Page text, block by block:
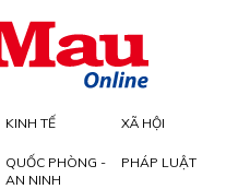
KINH TẾ XÃ HỘI
QUỐC PHÒNG -
AN NINH
PHÁP LUẬT